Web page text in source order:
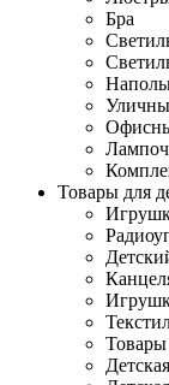
Бра
Товары для
Товары